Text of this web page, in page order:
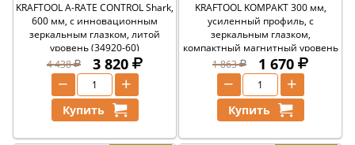
KRAFTOOL A-RATE CONTROL Shark,
600 мм, с инновационным
зеркальным глазком, литой
уровень (34920-60)
4 438
3 820
+
−
Купить
KRAFTOOL KOMPAKT 300 мм,
усиленный профиль, с
зеркальным глазком,
компактный магнитный уровень
(34784)
1 863 1 670
+
−
Купить